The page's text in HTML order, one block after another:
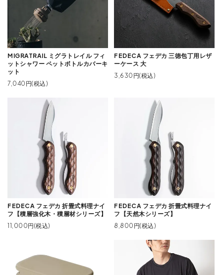
MIGRATRAIL ミグラトレイル フィ
ットシャワー ペットボトルカバーキ
ット
7,040円(税込)
FEDECA フェデカ 三徳包丁用レザ
ーケース 大
3,630円(税込)
FEDECA フェデカ 折畳式料理ナイ
フ【積層強化木・積層材シリーズ】
11,000円(税込)
FEDECA フェデカ 折畳式料理ナイ
フ【天然木シリーズ】
8,800円(税込)